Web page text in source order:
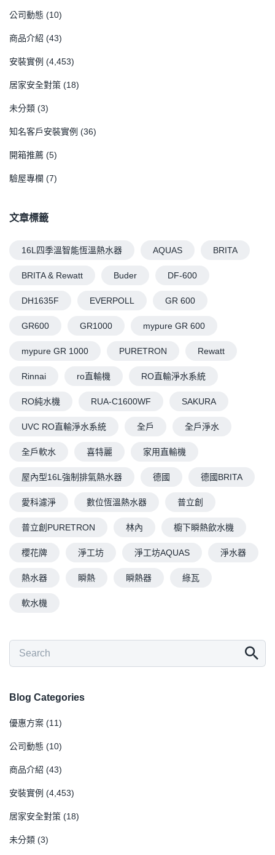
公司動態 (10)
商品介紹 (43)
安裝實例 (4,453)
居家安全對策 (18)
未分類 (3)
知名客戶安裝實例 (36)
開箱推薦 (5)
驗屋專欄 (7)
文章標籤
16L四季溫智能恆溫熱水器 AQUAS BRITA
BRITA & Rewatt Buder DF-600
DH1635F EVERPOLL GR 600
GR600 GR1000 mypure GR 600
mypure GR 1000 PURETRON Rewatt
Rinnai ro直輸機 RO直輸淨水系統
RO純水機 RUA-C1600WF SAKURA
UVC RO直輸淨水系統 全戶 全戶淨水
全戶軟水 喜特麗 家用直輸機
屋內型16L強制排氣熱水器 德國 德國BRITA
愛科濾淨 數位恆溫熱水器 普立創
普立創PURETRON 林內 櫥下瞬熱飲水機
櫻花牌 淨工坊 淨工坊AQUAS 淨水器
熱水器 瞬熱 瞬熱器 綠瓦
軟水機
Blog Categories
優惠方案 (11)
公司動態 (10)
商品介紹 (43)
安裝實例 (4,453)
居家安全對策 (18)
未分類 (3)